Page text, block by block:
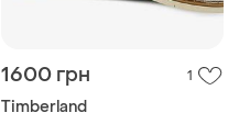
1600 грн 1
Timberland